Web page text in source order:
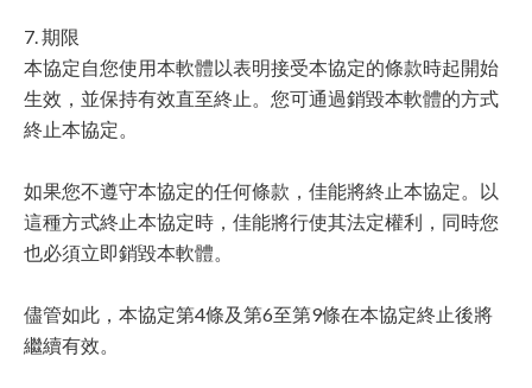
7. 期限
本協定自您使用本軟體以表明接受本協定的條款時起開始
生效，並保持有效直至終止。您可通過銷毀本軟體的方式
終止本協定。
如果您不遵守本協定的任何條款，佳能將終止本協定。以
這種方式終止本協定時，佳能將行使其法定權利，同時您
也必須立即銷毀本軟體。
儘管如此，本協定第4條及第6至第9條在本協定終止後將
繼續有效。